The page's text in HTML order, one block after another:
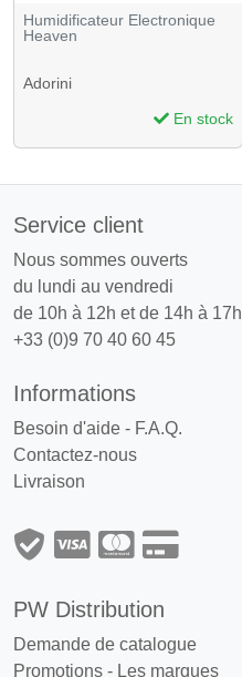
Humidificateur Electronique
Heaven
Adorini
En stock
Service client
Nous sommes ouverts
du lundi au vendredi
de 10h à 12h et de 14h à 17h
+33 (0)9 70 40 60 45
Informations
Besoin d'aide - F.A.Q.
Contactez-nous
Livraison
PW Distribution
Demande de catalogue
Promotions - Les marques